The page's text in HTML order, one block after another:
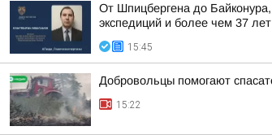
От Шпицбергена до
экспедиций и более чем 37
15:45
Добровольцы помогают
15:22